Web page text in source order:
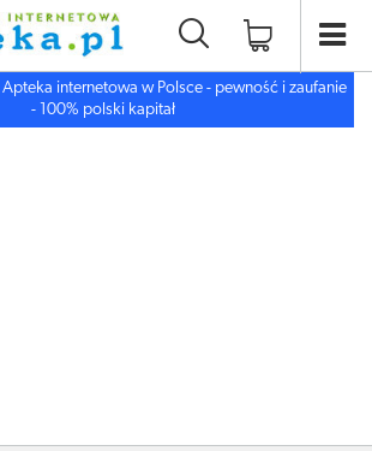
Apteka internetowa w Polsce - pewność i zaufanie
- 100% polski kapitał